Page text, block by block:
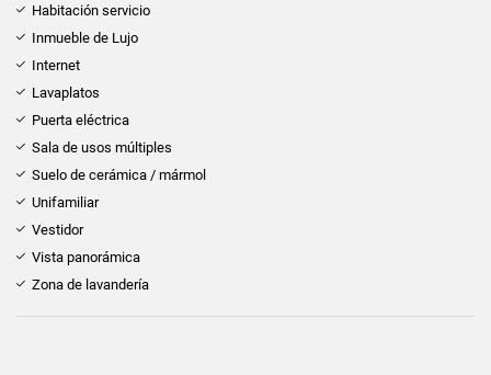
Habitación servicio
Inmueble de Lujo
Internet
Lavaplatos
Puerta eléctrica
Sala de usos múltiples
Suelo de cerámica / mármol
Unifamiliar
Vestidor
Vista panorámica
Zona de lavandería